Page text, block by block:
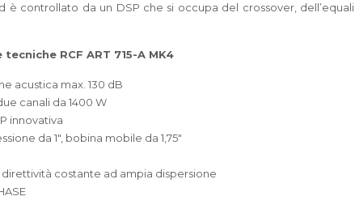
è controllato da un DSP che si occupa del crossover,
RCF ART 715-A MK4
acustica max. 130 dB
canali da 1400 W
innovativa
da 1″, bobina mobile da 1,75″
costante ad ampia dispersione